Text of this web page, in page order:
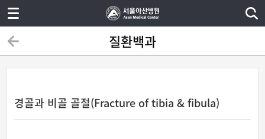
질환백과
경골과 비골 골절(Fracture of tibia & fibula)